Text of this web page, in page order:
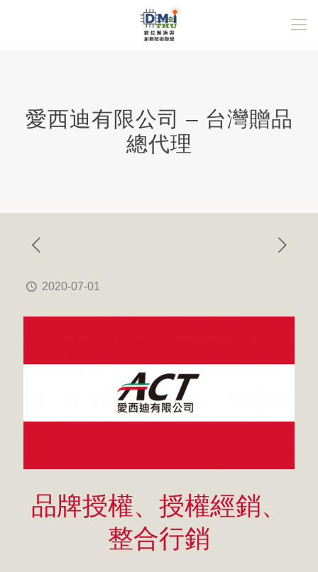
愛西迪有限公司 – 台灣贈品
總代理
2020-07-01
品牌授權、授權經銷、
整合行銷